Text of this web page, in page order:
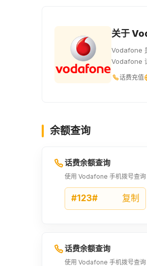
关于
Vodafone
Vodafone
话费充值
余额查询
话费余额查询
使用 Vodafone 手机拨号查询
#123# 复制
话费余额查询
使用 Vodafone 手机拨号查询